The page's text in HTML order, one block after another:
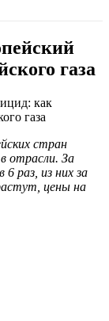
газа
как
газа
стран
в отрасли. За
раз, из них за
цены на